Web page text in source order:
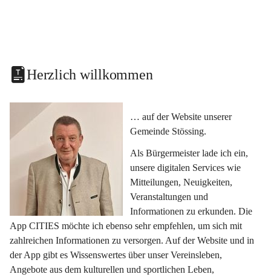
Herzlich willkommen
… auf der Website unserer
Gemeinde Stössing.
Als Bürgermeister lade ich ein,
unsere digitalen Services wie
Mitteilungen, Neuigkeiten,
Veranstaltungen und
Informationen zu erkunden. Die
App CITIES möchte ich ebenso sehr empfehlen, um sich mit
zahlreichen Informationen zu versorgen. Auf der Website und in
der App gibt es Wissenswertes über unser Vereinsleben,
Angebote aus dem kulturellen und sportlichen Leben,